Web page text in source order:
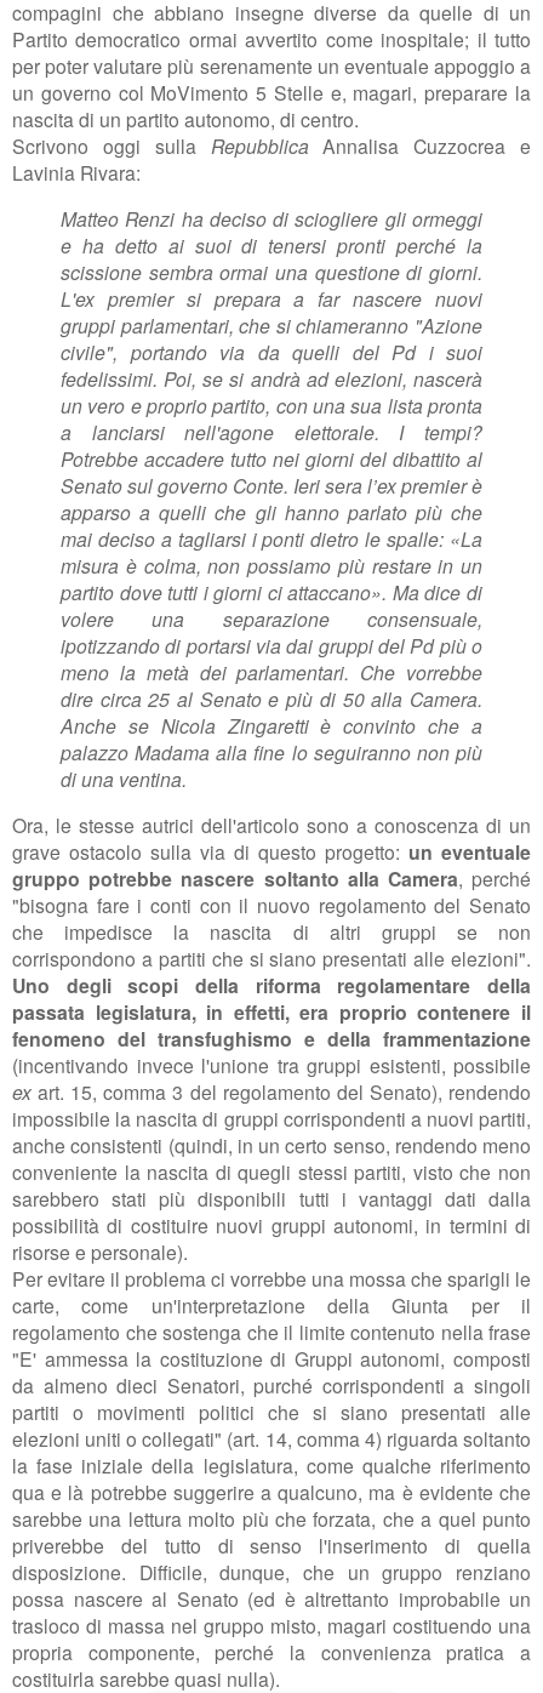
compagini che abbiano insegne diverse da quelle di un
Partito democratico ormai avvertito come inospitale; il tutto
per poter valutare più serenamente un eventuale appoggio a
un governo col MoVimento 5 Stelle e, magari, preparare la
nascita di un partito autonomo, di centro.
Scrivono oggi sulla RepubblicaAnnalisa Cuzzocrea e
Lavinia Rivara:
Matteo Renzi ha deciso di sciogliere gli ormeggi
e ha detto ai suoi di tenersi pronti perché la
scissione sembra ormai una questione di giorni.
L'ex premier si prepara a far nascere nuovi
gruppi parlamentari, che si chiameranno "Azione
civile", portando via da quelli del Pd i suoi
fedelissimi. Poi, se si andrà ad elezioni, nascerà
un vero e proprio partito, con una sua lista pronta
a lanciarsi nell'agone elettorale. I tempi?
Potrebbe accadere tutto nei giorni del dibattito al
Senato sul governo Conte. Ieri sera l’ex premier è
apparso a quelli che gli hanno parlato più che
mai deciso a tagliarsi i ponti dietro le spalle: «La
misura è colma, non possiamo più restare in un
partito dove tutti i giorni ci attaccano». Ma dice di
volere una separazione consensuale,
ipotizzando di portarsi via dai gruppi del Pd più o
meno la metà dei parlamentari. Che vorrebbe
dire circa 25 al Senato e più di 50 alla Camera.
Anche se Nicola Zingaretti è convinto che a
palazzo Madama alla fine lo seguiranno non più
di una ventina.
Ora, le stesse autrici dell'articolo sono a conoscenza di un
grave ostacolo sulla via di questo progetto: un eventuale
gruppo potrebbe nascere soltanto alla Camera, perché
"bisogna fare i conti con il nuovo regolamento del Senato
che impedisce la nascita di altri gruppi se non
corrispondono a partiti che si siano presentati alle elezioni".
Uno degli scopi della riforma regolamentare della
passata legislatura, in effetti, era proprio contenere il
fenomeno del transfughismo e della frammentazione
(incentivando invece l'unione tra gruppi esistenti, possibile
exart. 15, comma 3 del regolamento del Senato), rendendo
impossibile la nascita di gruppi corrispondenti a nuovi partiti,
anche consistenti (quindi, in un certo senso, rendendo meno
conveniente la nascita di quegli stessi partiti, visto che non
sarebbero stati più disponibili tutti i vantaggi dati dalla
possibilità di costituire nuovi gruppi autonomi, in termini di
risorse e personale).
Per evitare il problema ci vorrebbe una mossa che sparigli le
carte, come un'interpretazione della Giunta per il
regolamento che sostenga che il limite contenuto nella frase
"E' ammessa la costituzione di Gruppi autonomi, composti
da almeno dieci Senatori, purché corrispondenti a singoli
partiti o movimenti politici che si siano presentati alle
elezioni uniti o collegati" (art. 14, comma 4) riguarda soltanto
la fase iniziale della legislatura, come qualche riferimento
qua e là potrebbe suggerire a qualcuno, ma è evidente che
sarebbe una lettura molto più che forzata, che a quel punto
priverebbe del tutto di senso l'inserimento di quella
disposizione. Difficile, dunque, che un gruppo renziano
possa nascere al Senato (ed è altrettanto improbabile un
trasloco di massa nel gruppo misto, magari costituendo una
propria componente, perché la convenienza pratica a
costituirla sarebbe quasi nulla).